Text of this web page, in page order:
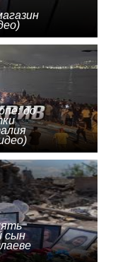
до
сын